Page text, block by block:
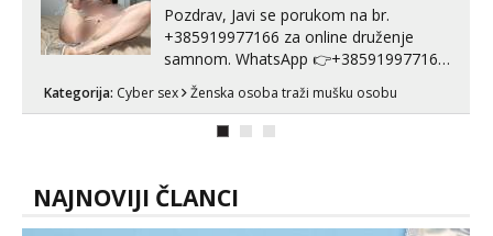
Pozdrav, Javi se porukom na br.
+385919977166 za online druženje
samnom. WhatsApp 👉+385919977166
Telegram 👉@enafriedrichkis Radim
videopozive s licem, solo i s partnerom,
kolegicama (Tina&Natali), razne
seksa, puš...
Kategorija: Cyber sex Ženska osoba traži mušku osobu
NAJNOVIJI ČLANCI